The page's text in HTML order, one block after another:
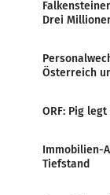
Drei
Österreich
ORF: Pig
Immobilien-
Tiefstand